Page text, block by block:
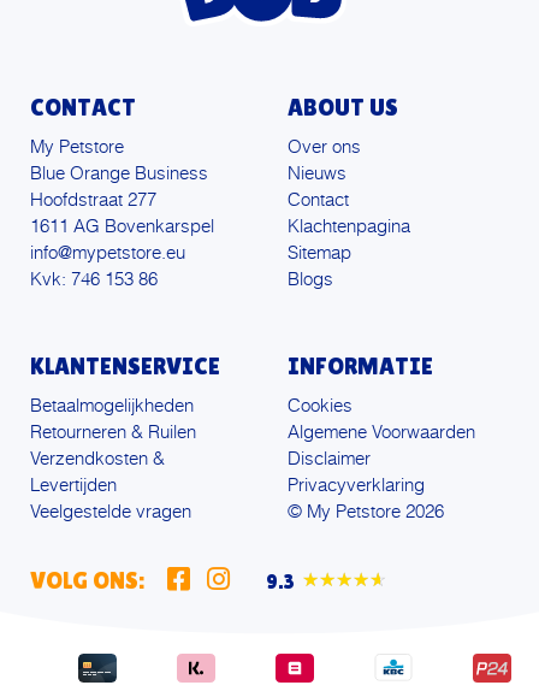
CONTACT
My Petstore
Blue Orange Business
Hoofdstraat 277
1611 AG Bovenkarspel
info@mypetstore.eu
Kvk: 746 153 86
ABOUT US
Over ons
Nieuws
Contact
Klachtenpagina
Sitemap
Blogs
KLANTENSERVICE
Betaalmogelijkheden
Retourneren & Ruilen
Verzendkosten &
Levertijden
Veelgestelde vragen
INFORMATIE
Cookies
Algemene Voorwaarden
Disclaimer
Privacyverklaring
© My Petstore 2026
VOLG ONS: 9.3 ★★★★★